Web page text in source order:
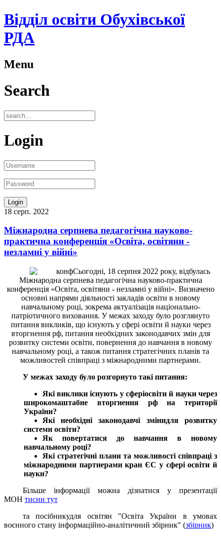
Відділ освіти Обухівської
РДА
Menu
Search
Login
18 серп. 2022
Міжнародна серпнева педагогічна науково-
практична конференція «Освіта, освітяни -
незламні у війні»
Сьогодні, 18 серпня 2022 року, відбулась
Міжнародна серпнева педагогічна науково-практична
конференція «Освіта, освітяни -незламні у війні». Визначено
основні напрями діяльності закладів освіти в новому
навчальному році, зокрема актуалізація національно-
патріотичного виховання. У межах заходу було розглянуто
питання викликів, що існують у сфері освіти й науки через
вторгнення рф, питання необхідних законодавчих змін для
розвитку системи освіти, повернення до навчання в новому
навчальному році, а також питання стратегічних планів та
можливостей співпраці з міжнародними партнерами.
У межах заходу було розгорнуто такі питання:
Які виклики існують у сферіосвіти й науки через
широкомаштабне вторгнення рф на території
України?
Які необхідні законодавчі змінидля розвитку
системи освіти?
Як повертатися до навчання в новому
навчальному році?
Які стратегічні плани та можливості співпраці з
міжнародними партнерами кран ЄС у сфері освіти й
науки?
Більше інформації можна дізнатися у презентації
МОН тисни тут
та посібникудля освітян "Освіта України в умовах
воєнного стану інформаційно-аналітичний збірник" (збірник)